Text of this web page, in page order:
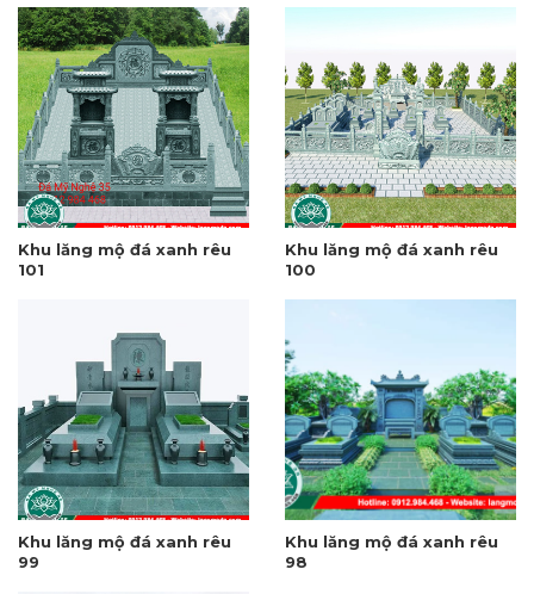
Khu lăng mộ đá xanh rêu
101
Khu lăng mộ đá xanh rêu
100
Khu lăng mộ đá xanh rêu
99
Khu lăng mộ đá xanh rêu
98